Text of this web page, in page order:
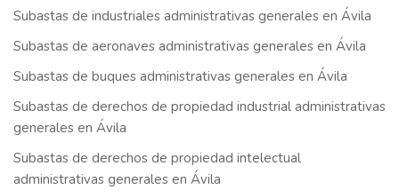
Subastas de industriales administrativas generales en Ávila
Subastas de aeronaves administrativas generales en Ávila
Subastas de buques administrativas generales en Ávila
Subastas de derechos de propiedad industrial administrativas
generales en Ávila
Subastas de derechos de propiedad intelectual
administrativas generales en Ávila